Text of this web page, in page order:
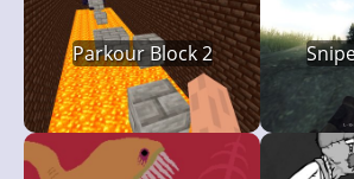
Parkour Block 2